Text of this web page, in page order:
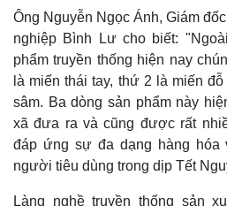
Ông Nguyễn Ngọc Ánh, Giám
nghiệp Bình Lư cho biết:
phẩm truyền thống hiện nay
là miến thái tay, thứ 2 là miến
sâm. Ba dòng sản phẩm này
xã đưa ra và cũng được rất
đáp ứng sự đa dạng hàng hóa
người tiêu dùng trong dịp Tết
Làng nghề truyền thống sản